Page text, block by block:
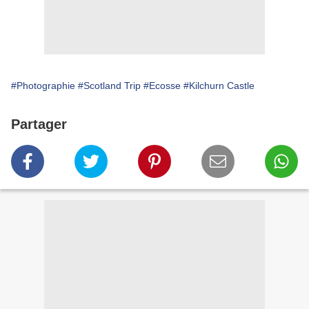
#Photographie #Scotland Trip #Ecosse #Kilchurn Castle
Partager